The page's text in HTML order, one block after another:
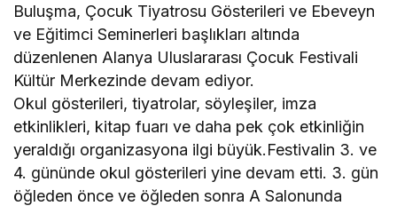
Buluşma, Çocuk Tiyatrosu Gösterileri ve Ebeveyn
ve Eğitimci Seminerleri başlıkları altında
düzenlenen Alanya Uluslararası Çocuk Festivali
Kültür Merkezinde devam ediyor.
Okul gösterileri, tiyatrolar, söyleşiler, imza
etkinlikleri, kitap fuarı ve daha pek çok etkinliğin
yeraldığı organizasyona ilgi büyük.Festivalin 3. ve
4. gününde okul gösterileri yine devam etti. 3. gün
öğleden önce ve öğleden sonra A Salonunda